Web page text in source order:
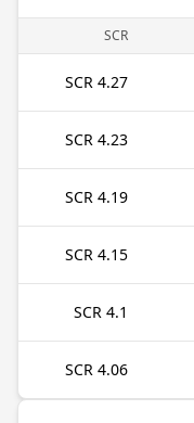
SCR
4.27 SCR
4.23 SCR
4.19 SCR
4.15 SCR
4.1 SCR
4.06 SCR